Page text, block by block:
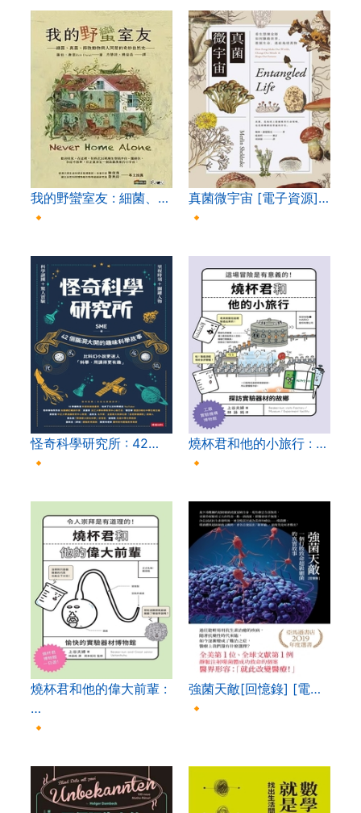
我的野蠻室友 : 細菌、…
🔸
真菌微宇宙 [電子資源]…
🔸
怪奇科學研究所 : 42…
🔸
燒杯君和他的小旅行 : …
🔸
燒杯君和他的偉大前輩 :
…
🔸
強菌天敵[回憶錄] [電…
🔸